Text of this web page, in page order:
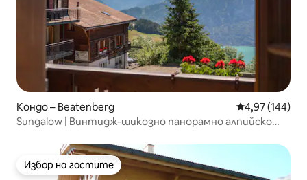
Кондо – Beatenberg Средна
4,97 (144)
Sungalow | Винтидж-шикозно панорамно алпийско
Избор на гостите
Избор на гостите